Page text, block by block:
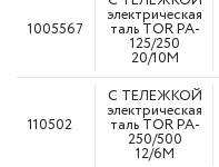
1005567
электрическая
таль TOR PA-
125/250
20/10M
110502
С ТЕЛЕЖКОЙ
электрическая
таль TOR PA-
250/500
12/6M